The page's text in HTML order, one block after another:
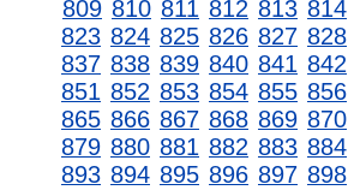
809 810 811 812 813 814
823 824 825 826 827 828
837 838 839 840 841 842
851 852 853 854 855 856
865 866 867 868 869 870
879 880 881 882 883 884
893 894 895 896 897 898